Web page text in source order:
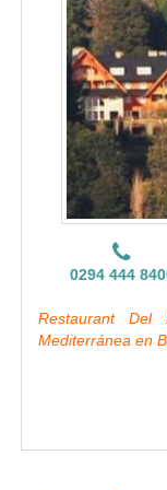
0294 444
Restaurant Del
Mediterránea en